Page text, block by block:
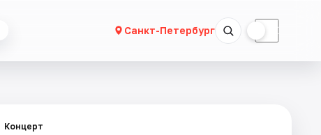
Санкт-Петербург ☾
Концерт